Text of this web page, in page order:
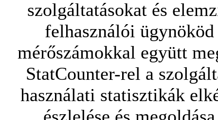
szolgáltatásokat és
felhasználói
mérőszámokkal együtt
StatCounter-rel a
használati statisztikák